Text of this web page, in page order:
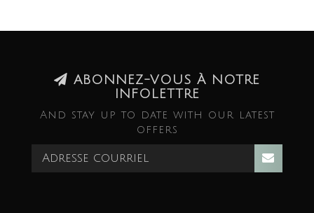
ABONNEZ-VOUS À NOTRE
INFOLETTRE
And stay up to date with our latest
offers